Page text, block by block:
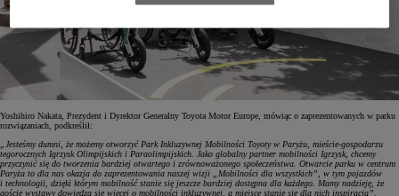
Yoshihiro Nakata, Prezydent i Dyrektor Generalny Toyota Motor Europe, mówiąc o zaprezentowanych w parku
rozwiązaniach, podkreślił:
„Jesteśmy dumni, że możemy otworzyć Park Inkluzywnej Mobilności Toyoty w Paryżu, mieście-gospodarzu
tegorocznych Igrzysk Olimpijskich i Paraolimpijskich. Jako globalny partner mobilności Igrzysk, chcemy
przyczynić się do tworzenia bardziej otwartego i zrównoważonego społeczeństwa. Otwarcie parku w centrum
Paryża to dla nas okazja do zaprezentowania naszej wizji „Mobilności dla wszystkich”, w tym pojazdów
i technologii, dzięki którym mobilność stanie się jeszcze bardziej dostępna dla każdego. Mamy nadzieję, że
goście wystawy dowiedzą się więcej o mobilności inkluzywnej, a miejsce stanie się dla nich inspiracją”.